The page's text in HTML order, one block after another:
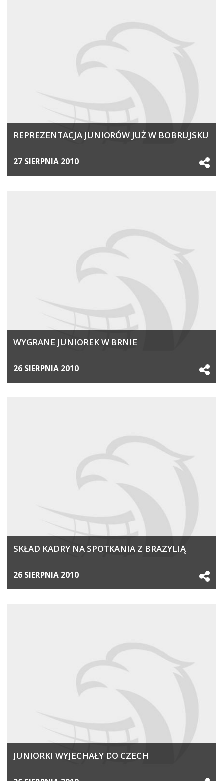
REPREZENTACJA JUNIORÓW JUŻ W BOBRUJSKU
27 SIERPNIA 2010
WYGRANE JUNIOREK W BRNIE
26 SIERPNIA 2010
SKŁAD KADRY NA SPOTKANIA Z BRAZYLIĄ
26 SIERPNIA 2010
JUNIORKI WYJECHAŁY DO CZECH